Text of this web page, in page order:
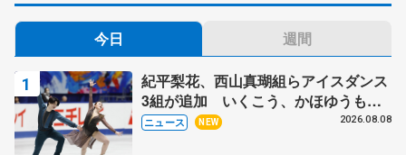
今日 週間
紀平梨花、西山真瑚組らアイスダンス
3組が追加 いくこう、かほゆうも、
木下グループ杯
ニュース NEW 2026.08.08